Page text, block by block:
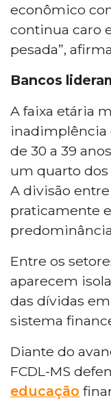
econômico
continua caro
pesada”,
Bancos
A faixa etária
inadimplência
de 30 a 39
um quarto
A divisão
praticamente
Entre os
aparecem
das dívidas
sistema
Diante do
FCDL-MS
educação